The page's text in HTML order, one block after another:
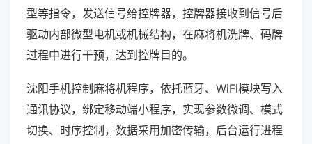
型等指令，发送信号给控牌器，控牌器接收到信号后
驱动内部微型电机或机械结构，在麻将机洗牌、码牌
过程中进行干预，达到控牌目的。
沈阳手机控制麻将机程序，依托蓝牙、WiFi模块写入
通讯协议，绑定移动端小程序，实现参数微调、模式
切换、时序控制，数据采用加密传输，后台运行进程